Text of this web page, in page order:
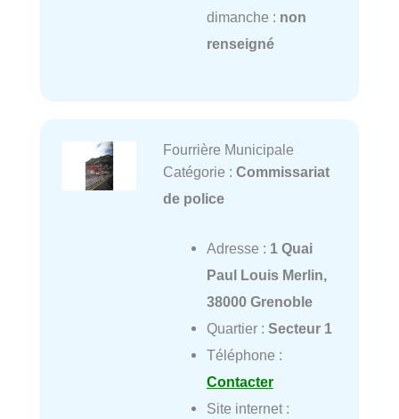
dimanche : non
renseigné
Fourrière Municipale
Catégorie : Commissariat
de police
Adresse : 1 Quai
Paul Louis Merlin,
38000 Grenoble
Quartier : Secteur 1
Téléphone :
Contacter
Site internet :